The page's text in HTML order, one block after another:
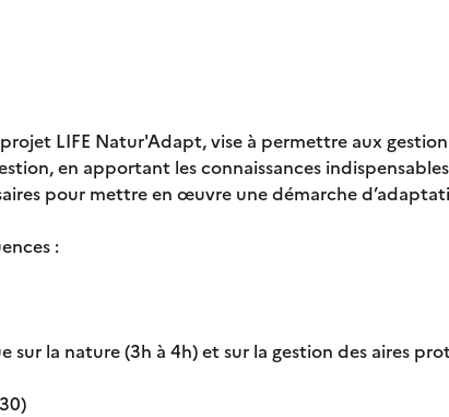
LIFE Natur'Adapt, vise à permettre aux
en apportant les connaissances
pour mettre en œuvre une démarche
:
la nature (3h à 4h) et sur la gestion des aires